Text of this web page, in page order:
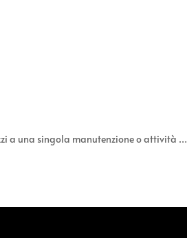
a una singola manutenzione o attività …